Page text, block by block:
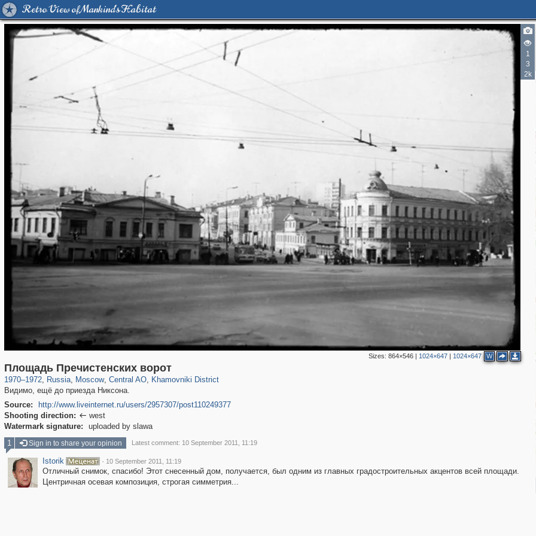
Retro View of Mankind's Habitat
1
3
2k
Sizes: 864×546| 1024×647| 1024×647 W
Площадь Пречистенских ворот
1970–1972, Russia
1,405,991 29,243
, Moscow
319,716 8,286
, Central AO
159,930 5,916
, Khamovniki District
19,393
Видимо, ещё до приезда Никсона.
Source:
http://www.liveinternet.ru/users/2957307/post110249377
Shooting direction:  west
Watermark signature:
uploaded by slawa
2
3
3
3
1 Sign in to share your opinion Latest comment: 10 September 2011, 11:19
Istorik · 10 September 2011, 11:19
Отличный снимок, спасибо! Этот снесенный дом, получается, был одним из главных градостроительных акцентов всей площади.
Центричная осевая композиция, строгая симметрия...